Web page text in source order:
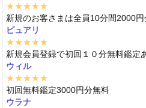
★★★★★
新規のお客さまは全員10分間2000円
ピュアリ
★★★★★
新規会員登録で初回１０分無料鑑定
ウィル
★★★★★
初回無料鑑定3000円分無料
ウラナ